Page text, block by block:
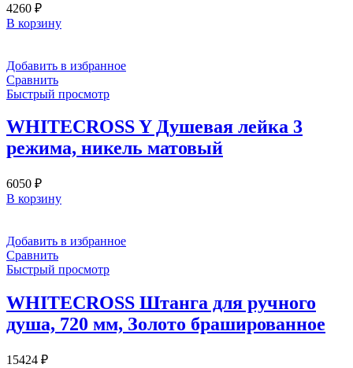
4260 ₽
В корзину
Добавить в избранное
Сравнить
Быстрый просмотр
WHITECROSS Y Душевая лейка 3
режима, никель матовый
6050 ₽
В корзину
Добавить в избранное
Сравнить
Быстрый просмотр
WHITECROSS Штанга для ручного
душа, 720 мм, Золото брашированное
15424 ₽